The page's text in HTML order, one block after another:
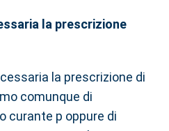
la prescrizione
la prescrizione di
comunque di
curante p oppure di